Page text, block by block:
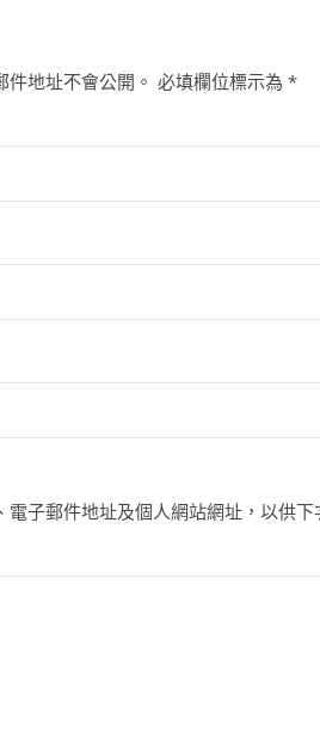
地址不會公開。 必填欄位標示為 *
電子郵件地址及個人網站網址，以供下